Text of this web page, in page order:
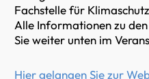
Fachstelle für
Alle Informationen zu
Sie weiter unten im
Hier gelangen Sie zur